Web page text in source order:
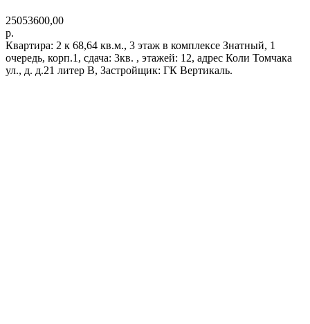
25053600,00
р.
Квартира: 2 к 68,64 кв.м., 3 этаж в комплексе Знатный, 1
очередь, корп.1, сдача: 3кв. , этажей: 12, адрес Коли Томчака
ул., д. д.21 литер В, Застройщик: ГК Вертикаль.